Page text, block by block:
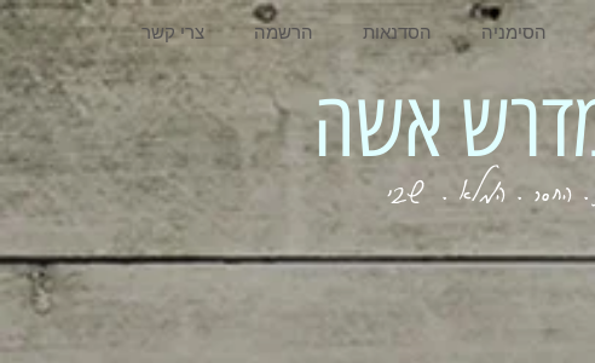
צרי קשר הרשמה הסדנאות הסימניה